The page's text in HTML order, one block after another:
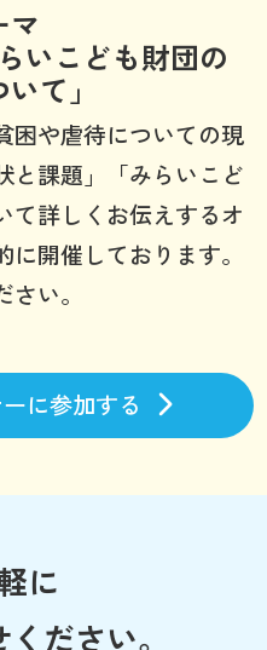
マ
いこども財団の
て」
困や虐待についての現
と課題」「みらいこど
て詳しくお伝えするオ
開催しております。
い。
に参加する
に
ださい。